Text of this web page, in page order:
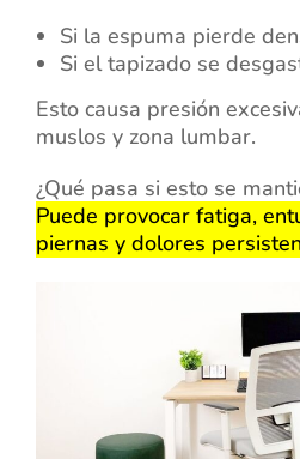
Si la espuma pierde
Si el tapizado se
Esto causa presión
muslos y zona lumbar.
¿Qué pasa si esto se
Puede provocar fatiga,
piernas y dolores